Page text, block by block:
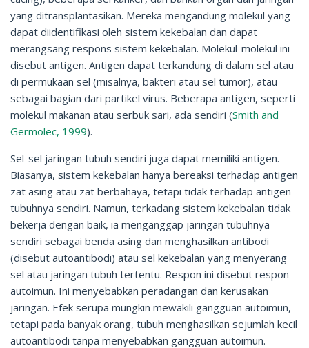
yang ditransplantasikan. Mereka mengandung molekul yang
dapat diidentifikasi oleh sistem kekebalan dan dapat
merangsang respons sistem kekebalan. Molekul-molekul ini
disebut antigen. Antigen dapat terkandung di dalam sel atau
di permukaan sel (misalnya, bakteri atau sel tumor), atau
sebagai bagian dari partikel virus. Beberapa antigen, seperti
molekul makanan atau serbuk sari, ada sendiri (Smith and
Germolec, 1999).
Sel-sel jaringan tubuh sendiri juga dapat memiliki antigen.
Biasanya, sistem kekebalan hanya bereaksi terhadap antigen
zat asing atau zat berbahaya, tetapi tidak terhadap antigen
tubuhnya sendiri. Namun, terkadang sistem kekebalan tidak
bekerja dengan baik, ia menganggap jaringan tubuhnya
sendiri sebagai benda asing dan menghasilkan antibodi
(disebut autoantibodi) atau sel kekebalan yang menyerang
sel atau jaringan tubuh tertentu. Respon ini disebut respon
autoimun. Ini menyebabkan peradangan dan kerusakan
jaringan. Efek serupa mungkin mewakili gangguan autoimun,
tetapi pada banyak orang, tubuh menghasilkan sejumlah kecil
autoantibodi tanpa menyebabkan gangguan autoimun.